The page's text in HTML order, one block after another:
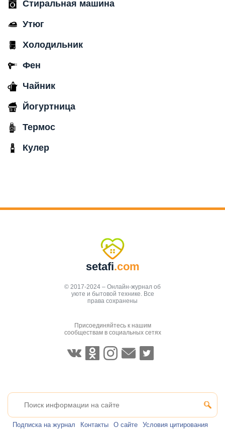
Стиральная машина
Утюг
Холодильник
Фен
Чайник
Йогуртница
Термос
Кулер
setafi.com
© 2017-2024 – Онлайн-журнал об
уюте и бытовой технике. Все
права сохранены
Присоединяйтесь к нашим
сообществам в социальных сетях
Подписка на журнал Контакты О сайте Условия цитирования